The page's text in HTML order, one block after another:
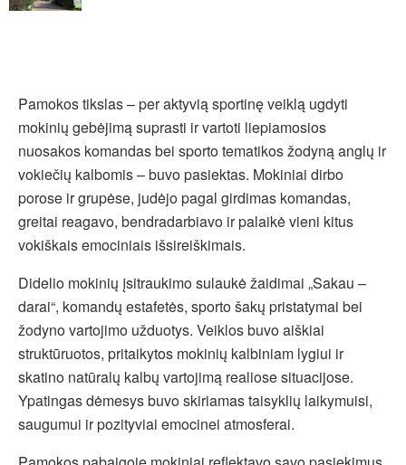
Pamokos tikslas – per aktyvią sportinę veiklą ugdyti
mokinių gebėjimą suprasti ir vartoti liepiamosios
nuosakos komandas bei sporto tematikos žodyną anglų ir
vokiečių kalbomis – buvo pasiektas. Mokiniai dirbo
porose ir grupėse, judėjo pagal girdimas komandas,
greitai reagavo, bendradarbiavo ir palaikė vieni kitus
vokiškais emociniais išsireiškimais.
Didelio mokinių įsitraukimo sulaukė žaidimai „Sakau –
darai“, komandų estafetės, sporto šakų pristatymai bei
žodyno vartojimo užduotys. Veiklos buvo aiškiai
struktūruotos, pritaikytos mokinių kalbiniam lygiui ir
skatino natūralų kalbų vartojimą realiose situacijose.
Ypatingas dėmesys buvo skiriamas taisyklių laikymuisi,
saugumui ir pozityviai emocinei atmosferai.